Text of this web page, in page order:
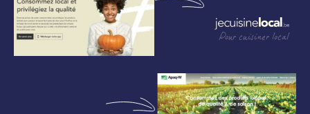
Pour cuisiner local